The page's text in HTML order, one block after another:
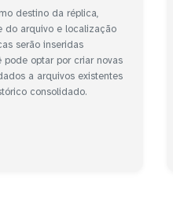
destino da réplica,
do arquivo e localização
serão inseridas
pode optar por criar novas
a arquivos existentes
consolidado.